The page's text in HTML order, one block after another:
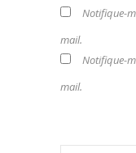
Notifique-
mail.
Notifique-
mail.